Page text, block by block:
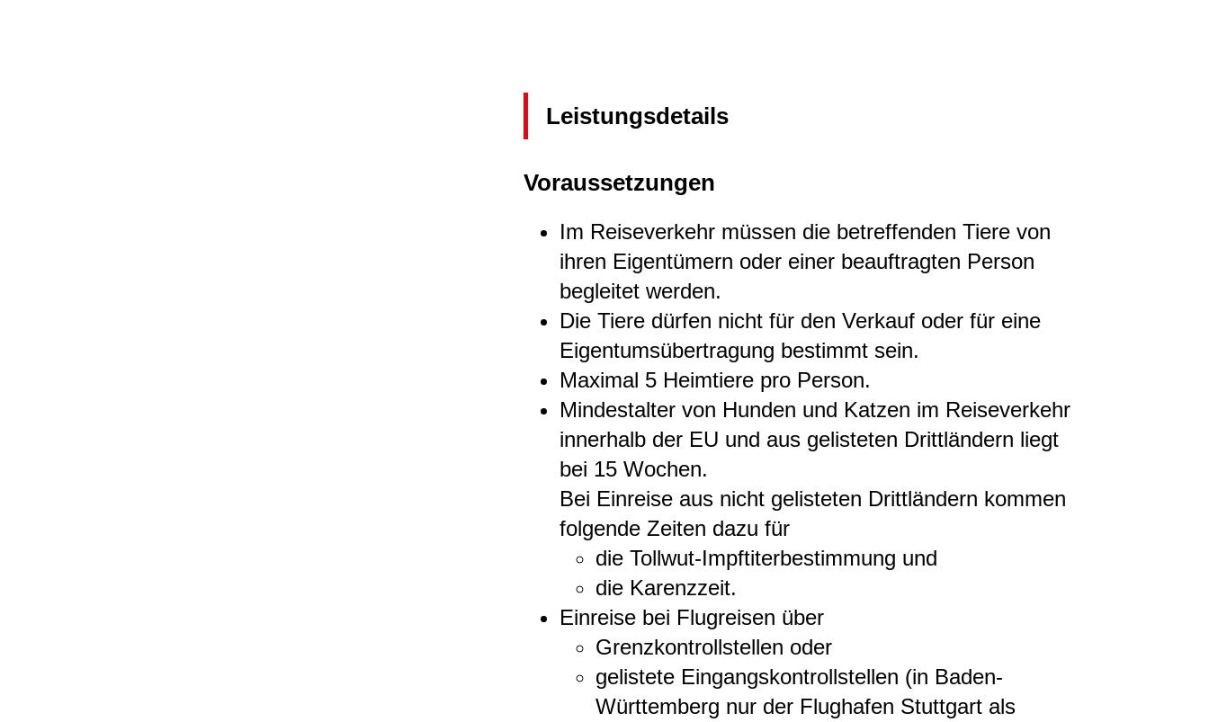
Leistungsdetails
Voraussetzungen
Im Reiseverkehr müssen die betreffenden Tiere von
ihren Eigentümern oder einer beauftragten Person
begleitet werden.
Die Tiere dürfen nicht für den Verkauf oder für eine
Eigentumsübertragung bestimmt sein.
Maximal 5 Heimtiere pro Person.
Mindestalter von Hunden und Katzen im Reiseverkehr
innerhalb der EU und aus gelisteten Drittländern liegt
bei 15 Wochen.
Bei Einreise aus nicht gelisteten Drittländern kommen
folgende Zeiten dazu für
die Tollwut-Impftiterbestimmung und
die Karenzzeit.
Einreise bei Flugreisen über
Grenzkontrollstellen oder
gelistete Eingangskontrollstellen (in Baden-
Württemberg nur der Flughafen Stuttgart als